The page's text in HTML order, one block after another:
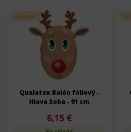
Skladom
Qualatex Balón fóliový -
Hlava Soba - 91 cm
6,15 €